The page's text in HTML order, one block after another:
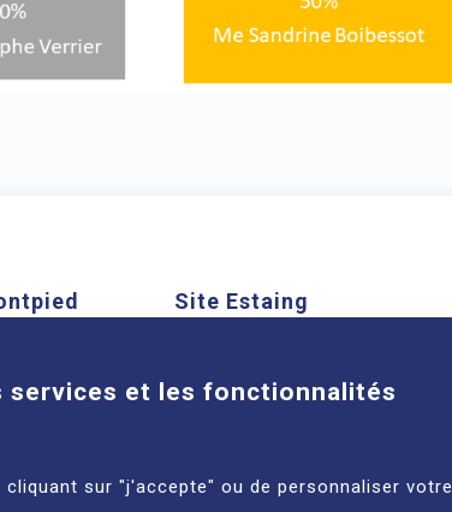
Site Estaing
Cookies
et les fonctionnalités
sur "j'accepte" ou de personnaliser votre